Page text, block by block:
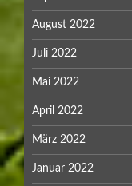
August 2022
Juli 2022
Mai 2022
April 2022
März 2022
Januar 2022